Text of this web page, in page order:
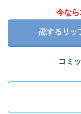
今なら
恋するリッ
コミ